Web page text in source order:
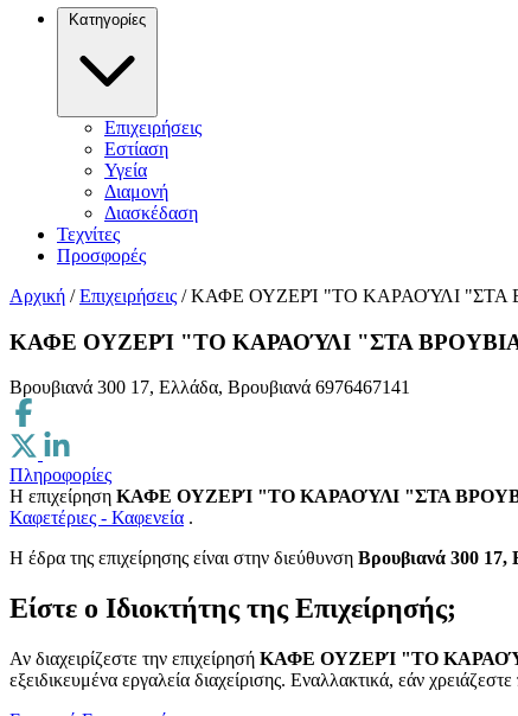
Κατηγορίες
Επιχειρήσεις
Εστίαση
Υγεία
Διαμονή
Διασκέδαση
Τεχνίτες
Προσφορές
Αρχική / Επιχειρήσεις / ΚΑΦΕ ΟΥΖΕΡΊ "ΤΟ ΚΑΡΑΟΎΛΙ
ΚΑΦΕ ΟΥΖΕΡΊ "ΤΟ ΚΑΡΑΟΎΛΙ "ΣΤΑ
Βρουβιανά 300 17, Ελλάδα, Βρουβιανά 6976467141
Πληροφορίες
Η επιχείρηση ΚΑΦΕ ΟΥΖΕΡΊ "ΤΟ ΚΑΡΑΟΎΛΙ "ΣΤΑ
Καφετέριες - Καφενεία .
H έδρα της επιχείρησης είναι στην διεύθυνση Βρουβιανά 300 17,
Είστε ο Ιδιοκτήτης της Επιχείρησής;
Αν διαχειρίζεστε την επιχείρησή ΚΑΦΕ ΟΥΖΕΡΊ "ΤΟ
εξειδικευμένα εργαλεία διαχείρισης. Εναλλακτικά, εάν